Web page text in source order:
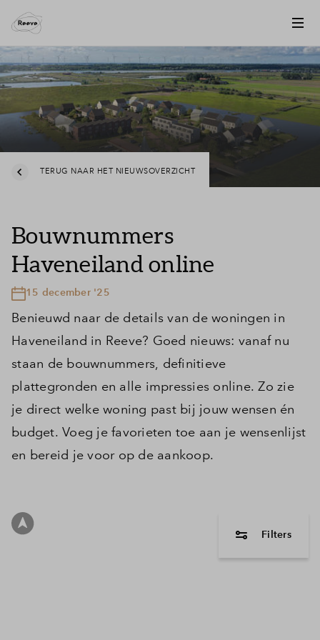
TERUG NAAR HET NIEUWSOVERZICHT
Bouwnummers
Haveneiland online
15 december '25
Benieuwd naar de details van de woningen in
Haveneiland in Reeve? Goed nieuws: vanaf nu
staan de bouwnummers, definitieve
plattegronden en alle impressies online. Zo zie
je direct welke woning past bij jouw wensen én
budget. Voeg je favorieten toe aan je wensenlijst
en bereid je voor op de aankoop.
Filters